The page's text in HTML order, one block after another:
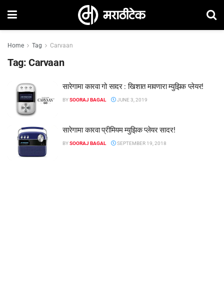
Home Tag Carvaan
Tag: Carvaan
सारेगामा कारवा गो सादर : खिशात मावणारा म्युझिक प्लेयर!
BYSOORAJ BAGAL JUNE 3, 2019
सारेगामा कारवा प्रीमियम म्युझिक प्लेयर सादर!
BYSOORAJ BAGAL SEPTEMBER 19, 2018